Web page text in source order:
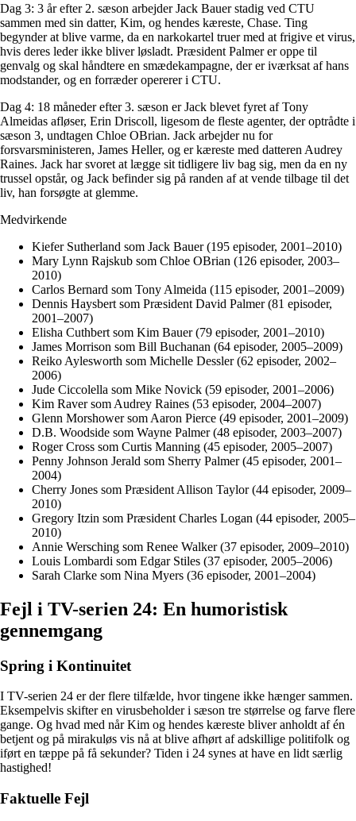
Dag 3: 3 år efter 2. sæson arbejder Jack Bauer stadig ved CTU
sammen med sin datter, Kim, og hendes kæreste, Chase. Ting
begynder at blive varme, da en narkokartel truer med at frigive et virus,
hvis deres leder ikke bliver løsladt. Præsident Palmer er oppe til
genvalg og skal håndtere en smædekampagne, der er iværksat af hans
modstander, og en forræder opererer i CTU.
Dag 4: 18 måneder efter 3. sæson er Jack blevet fyret af Tony
Almeidas afløser, Erin Driscoll, ligesom de fleste agenter, der optrådte i
sæson 3, undtagen Chloe OBrian. Jack arbejder nu for
forsvarsministeren, James Heller, og er kæreste med datteren Audrey
Raines. Jack har svoret at lægge sit tidligere liv bag sig, men da en ny
trussel opstår, og Jack befinder sig på randen af at vende tilbage til det
liv, han forsøgte at glemme.
Medvirkende
Kiefer Sutherland som Jack Bauer (195 episoder, 2001–2010)
Mary Lynn Rajskub som Chloe OBrian (126 episoder, 2003–
2010)
Carlos Bernard som Tony Almeida (115 episoder, 2001–2009)
Dennis Haysbert som Præsident David Palmer (81 episoder,
2001–2007)
Elisha Cuthbert som Kim Bauer (79 episoder, 2001–2010)
James Morrison som Bill Buchanan (64 episoder, 2005–2009)
Reiko Aylesworth som Michelle Dessler (62 episoder, 2002–
2006)
Jude Ciccolella som Mike Novick (59 episoder, 2001–2006)
Kim Raver som Audrey Raines (53 episoder, 2004–2007)
Glenn Morshower som Aaron Pierce (49 episoder, 2001–2009)
D.B. Woodside som Wayne Palmer (48 episoder, 2003–2007)
Roger Cross som Curtis Manning (45 episoder, 2005–2007)
Penny Johnson Jerald som Sherry Palmer (45 episoder, 2001–
2004)
Cherry Jones som Præsident Allison Taylor (44 episoder, 2009–
2010)
Gregory Itzin som Præsident Charles Logan (44 episoder, 2005–
2010)
Annie Wersching som Renee Walker (37 episoder, 2009–2010)
Louis Lombardi som Edgar Stiles (37 episoder, 2005–2006)
Sarah Clarke som Nina Myers (36 episoder, 2001–2004)
Fejl i TV-serien 24: En humoristisk
gennemgang
Spring i Kontinuitet
I TV-serien 24 er der flere tilfælde, hvor tingene ikke hænger sammen.
Eksempelvis skifter en virusbeholder i sæson tre størrelse og farve flere
gange. Og hvad med når Kim og hendes kæreste bliver anholdt af én
betjent og på mirakuløs vis nå at blive afhørt af adskillige politifolk og
iført en tæppe på få sekunder? Tiden i 24 synes at have en lidt særlig
hastighed!
Faktuelle Fejl